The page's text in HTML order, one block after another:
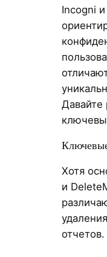
Incogni
Давайте
Хотя
и
отчетов.